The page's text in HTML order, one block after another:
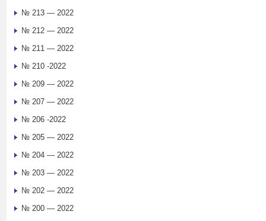
№ 213 — 2022
№ 212 — 2022
№ 211 — 2022
№ 210 -2022
№ 209 — 2022
№ 207 — 2022
№ 206 -2022
№ 205 — 2022
№ 204 — 2022
№ 203 — 2022
№ 202 — 2022
№ 200 — 2022